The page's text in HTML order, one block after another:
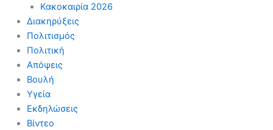
Κακοκαιρία 2026
Διακηρύξεις
Πολιτισμός
Πολιτική
Απόψεις
Βουλή
Υγεία
Εκδηλώσεις
Βίντεο